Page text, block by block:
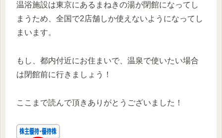
温浴施設は東京にあるまねきの湯が閉館になってし
まうため、全国で2店舗しか使えないようになってし
まいます。
もし、都内付近にお住まいで、温泉で使いたい場合
は閉館前に行きましょう！
ここまで読んで頂きありがとうございました！